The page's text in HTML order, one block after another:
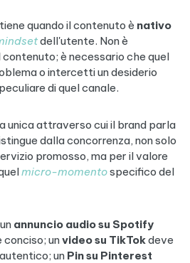
quando il contenuto è nativo
dell'utente. Non è
è necessario che quel
o intercetti un desiderio
di quel canale.
unica attraverso cui il brand parla
dalla concorrenza, non solo
promosso, ma per il valore
micro-momentospecifico del
annuncio audio su Spotify
unvideo su TikTokdeve
un Pin su Pinterest